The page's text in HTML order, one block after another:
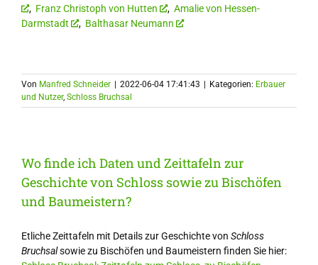
, Franz Christoph von Hutten , Amalie von Hessen-
Darmstadt
, Balthasar Neumann
Von Manfred Schneider 2022-06-04 17:41:43 Kategorien: Erbauer
und Nutzer, Schloss Bruchsal
Wo finde ich Daten und Zeittafeln zur
Geschichte von Schloss sowie zu Bischöfen
und Baumeistern?
Etliche Zeittafeln mit Details zur Geschichte von Schloss
Bruchsalsowie zu Bischöfen und Baumeistern finden Sie hier: